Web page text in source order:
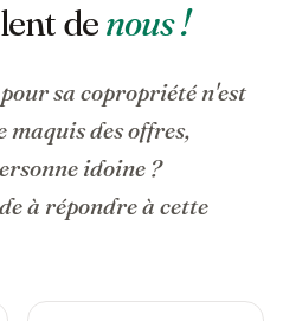
denous !
sa copropriété n'est
maquis des offres,
idoine ?
à répondre à cette